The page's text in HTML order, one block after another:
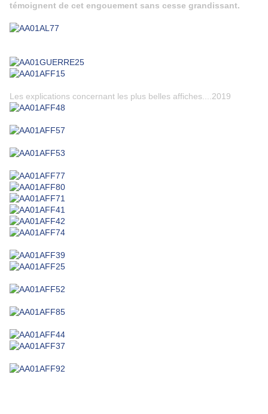
témoignent de cet engouement sans cesse grandissant.
Les explications concernant les plus belles affiches....2019